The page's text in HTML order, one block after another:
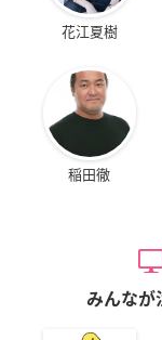
花江夏樹
稲田徹
みんなが